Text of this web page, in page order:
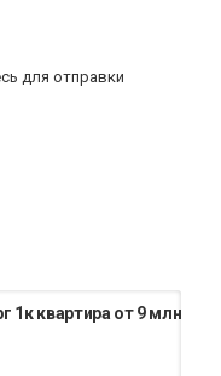
для отправки
1к квартира от 9 млн 535